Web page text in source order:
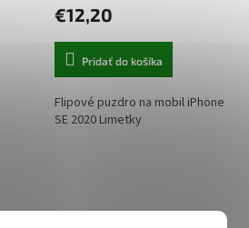
€12,20
Pridať do košíka
Flipové puzdro na mobil iPhone
SE 2020 Limetky